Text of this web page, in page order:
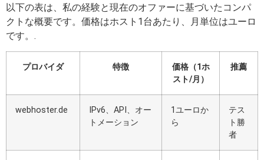
以下の表は、私の経験と現在のオファーに基づいたコンパ
クトな概要です。価格はホスト1台あたり、月単位はユーロ
です。.
プロバイダ 特徴
価格（1ホ
スト/月）
推薦
webhoster.de
IPv6、API、オー
トメーション
1ユーロか
ら
テス
ト勝
者